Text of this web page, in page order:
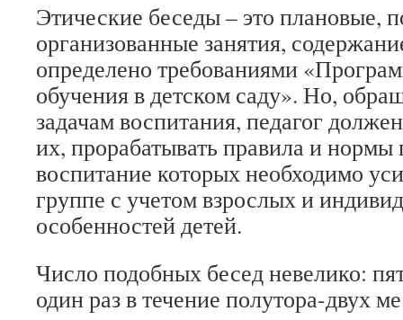
Этические беседы – это плановые,
организованные занятия,
определено требованиями
обучения в детском саду». Но,
задачам воспитания, педагог
их, прорабатывать правила и нормы
воспитание которых необходимо
группе с учетом взрослых и
особенностей детей.
Число подобных бесед невелико:
один раз в течение полутора-двух